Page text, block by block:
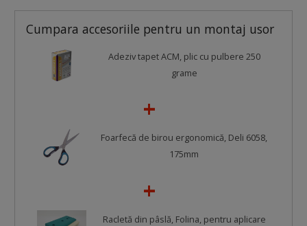
Cumpara accesoriile pentru un montaj usor
Adeziv tapet ACM, plic cu pulbere 250
grame
Foarfecă de birou ergonomică, Deli 6058,
175mm
Racletă din pâslă, Folina, pentru aplicare